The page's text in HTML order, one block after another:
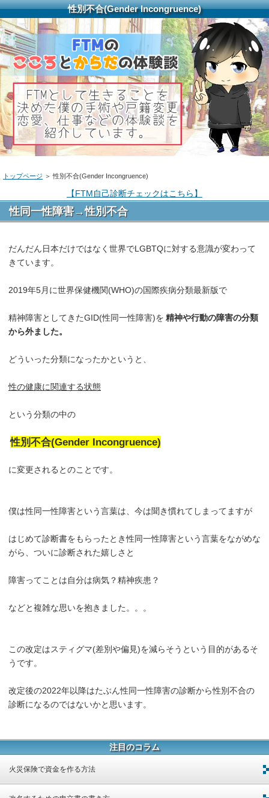
性別不合(Gender Incongruence)
トップページ ＞ 性別不合(Gender Incongruence)
【FTM自己診断チェックはこちら】
性同一性障害→性別不合
だんだん日本だけではなく世界でLGBTQに対する意識が変わって
きています。
2019年5月に世界保健機関(WHO)の国際疾病分類最新版で
精神障害としてきたGID(性同一性障害)を 精神や行動の障害の分類
から外ました。
どういった分類になったかというと、
性の健康に関連する状態
という分類の中の
性別不合(Gender Incongruence)
に変更されるとのことです。
僕は性同一性障害という言葉は、今は聞き慣れてしまってますが
はじめて診断書をもらったとき性同一性障害という言葉をながめな
がら、ついに診断された嬉しさと
障害ってことは自分は病気？精神疾患？
などと複雑な思いを抱きました。。。
この改定はスティグマ(差別や偏見)を減らそうという目的があるそ
うです。
改定後の2022年以降はたぶん性同一性障害の診断から性別不合の
診断になるのではないかと思います。
注目のコラム
火災保険で資金を作る方法